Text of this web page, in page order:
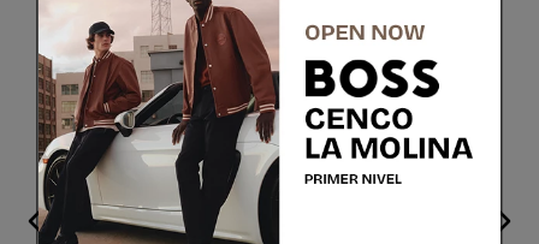
BOSS
Paquete de tres
calzoncillos de
algodón elástico.
BOSS
Paquete de tres pares